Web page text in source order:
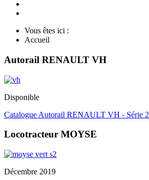
Vous êtes ici :
Accueil
Autorail RENAULT VH
Disponible
Catalogue Autorail RENAULT VH - Série 2
Locotracteur MOYSE
Décembre 2019